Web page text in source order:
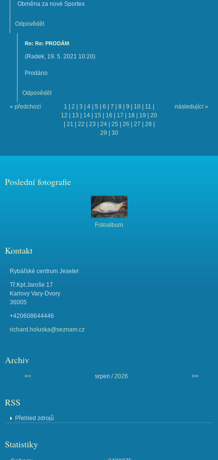
Obměna za nové Sportex
Odpovědět
Re: Re: PRODÁM
(Radek, 19. 5. 2021 10:20)
Prodáno
Odpovědět
« předchozí
1 2 3 4 5 6 7 8 9 10 11
12
13 14 15 16 17 18 19
20
21 22 23 24 25 26 27 28
29
30
následující »
Poslední fotografie
Fotoalbum
Kontakt
Rybářské centrum Jeseter
Tř.Kpt.Jaroše 17
Karlovy Vary-Dvory
36005
+420608644446
richard.holuska@seznam.cz
Archiv
<< srpen /2026 >>
RSS
Přehled zdrojů
Statistiky